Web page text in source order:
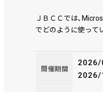
ＪＢＣＣでは、
でどのように使って
て実施した社内勉強
開催期間
2026/
2026/